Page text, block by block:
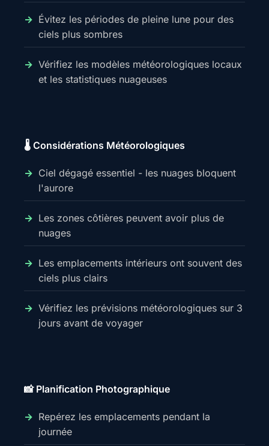
Évitez les périodes de pleine lune pour des
ciels plus sombres
Vérifiez les modèles météorologiques locaux
et les statistiques nuageuses
🌡️ Considérations Météorologiques
Ciel dégagé essentiel - les nuages bloquent
l'aurore
Les zones côtières peuvent avoir plus de
nuages
Les emplacements intérieurs ont souvent des
ciels plus clairs
Vérifiez les prévisions météorologiques sur 3
jours avant de voyager
📸 Planification Photographique
Repérez les emplacements pendant la
journée